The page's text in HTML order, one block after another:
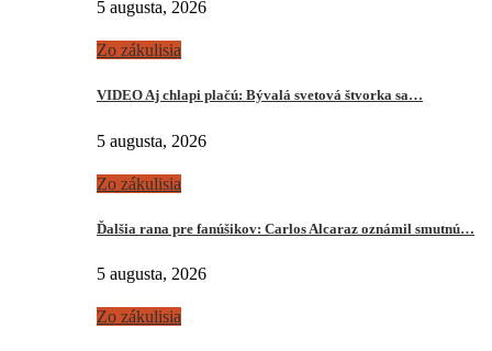
5 augusta, 2026
Zo zákulisia
VIDEO Aj chlapi plačú: Bývalá svetová štvorka sa…
5 augusta, 2026
Zo zákulisia
Ďalšia rana pre fanúšikov: Carlos Alcaraz oznámil smutnú…
5 augusta, 2026
Zo zákulisia